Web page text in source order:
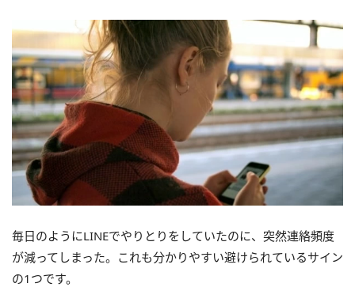
毎日のようにLINEでやりとりをしていたのに、突然連絡頻度
が減ってしまった。これも分かりやすい避けられているサイン
の1つです。